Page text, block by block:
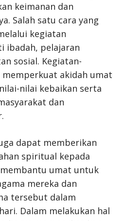
keimanan dan
Salah satu cara yang
kegiatan
ibadah, pelajaran
sosial. Kegiatan-
akidah umat
nilai kebaikan serta
dan
dapat memberikan
spiritual kepada
umat untuk
mereka dan
tersebut dalam
Dalam melakukan hal